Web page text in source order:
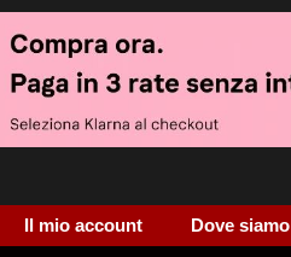
Il mio account Dove siamo